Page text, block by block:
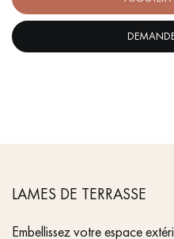
pas dans le choix et
Demandez un
- Lames extra larges = 145 mm
- Lames extra longues = 914
- Faces lisses anti-dérapantes
LAMES DE TERRASSE
Embellissez votre espace